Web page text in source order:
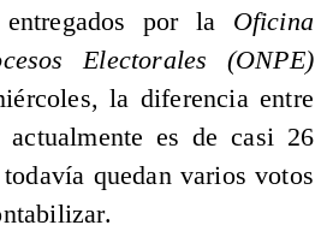
por la Oficina
Electorales (ONPE)
la diferencia entre
actualmente es de casi 26
quedan varios votos